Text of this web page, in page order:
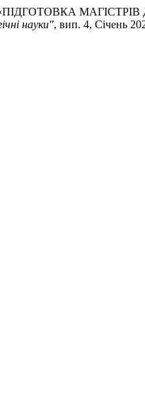
науки", вип. 4, Січень